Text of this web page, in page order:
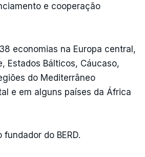
e cooperação
economias na Europa central,
Estados Bálticos, Cáucaso,
do Mediterrâneo
e em alguns países da África
do BERD.